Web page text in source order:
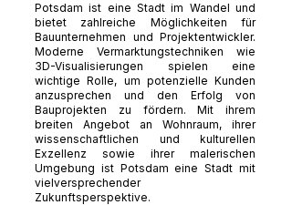
Potsdam ist eine Stadt im Wandel und
bietet zahlreiche Möglichkeiten für
Bauunternehmen und Projektentwickler.
Moderne Vermarktungstechniken wie
3D-Visualisierungen spielen eine
wichtige Rolle, um potenzielle Kunden
anzusprechen und den Erfolg von
Bauprojekten zu fördern. Mit ihrem
breiten Angebot an Wohnraum, ihrer
wissenschaftlichen und kulturellen
Exzellenz sowie ihrer malerischen
Umgebung ist Potsdam eine Stadt mit
vielversprechender
Zukunftsperspektive.